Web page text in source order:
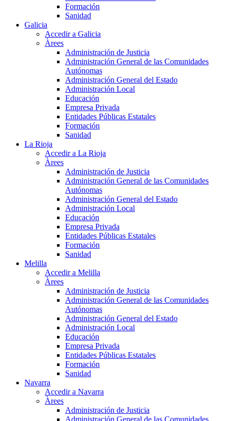
Formación
Sanidad
Galicia
Accedir a Galicia
Àrees
Administración de Justicia
Administración General de las Comunidades
Autónomas
Administración General del Estado
Administración Local
Educación
Empresa Privada
Entidades Públicas Estatales
Formación
Sanidad
La Rioja
Accedir a La Rioja
Àrees
Administración de Justicia
Administración General de las Comunidades
Autónomas
Administración General del Estado
Administración Local
Educación
Empresa Privada
Entidades Públicas Estatales
Formación
Sanidad
Melilla
Accedir a Melilla
Àrees
Administración de Justicia
Administración General de las Comunidades
Autónomas
Administración General del Estado
Administración Local
Educación
Empresa Privada
Entidades Públicas Estatales
Formación
Sanidad
Navarra
Accedir a Navarra
Àrees
Administración de Justicia